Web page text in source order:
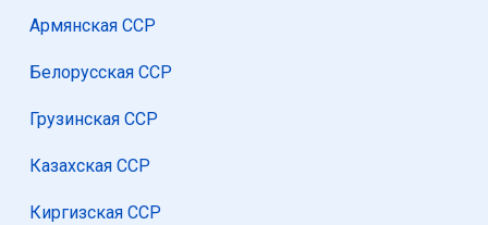
Армянская ССР
Белорусская ССР
Грузинская ССР
Казахская ССР
Киргизская ССР